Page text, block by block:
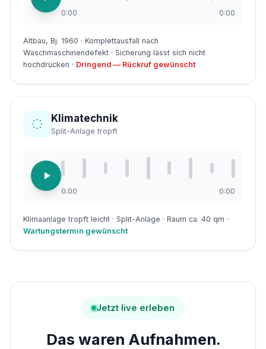
0:00 0:00
Altbau, Bj. 1960 · Komplettausfall nach
Waschmaschinendefekt · Sicherung lässt sich nicht
hochdrücken · Dringend — Rückruf gewünscht
Klimatechnik
Split-Anlage tropft
0:00 0:00
Klimaanlage tropft leicht · Split-Anlage · Raum ca. 40 qm ·
Wartungstermin gewünscht
Jetzt live erleben
Das waren Aufnahmen.